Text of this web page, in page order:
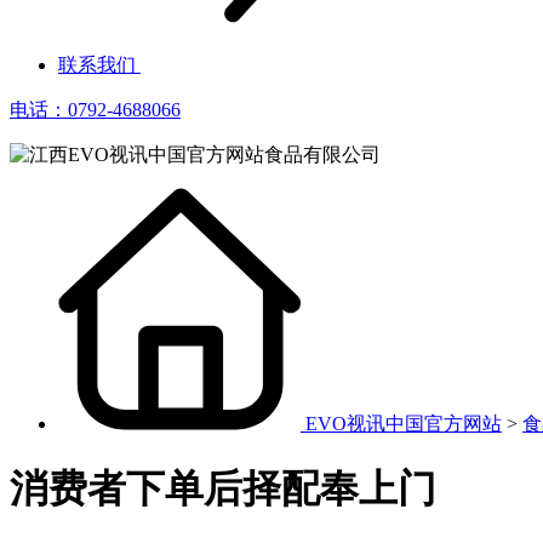
联系我们
电话：0792-4688066
EVO视讯中国官方网站 >
消费者下单后择配奉上门